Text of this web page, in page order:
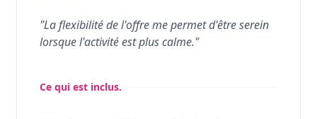
"La flexibilité de l'offre me permet d'être serein
lorsque l'activité est plus calme."
Ce qui est inclus.